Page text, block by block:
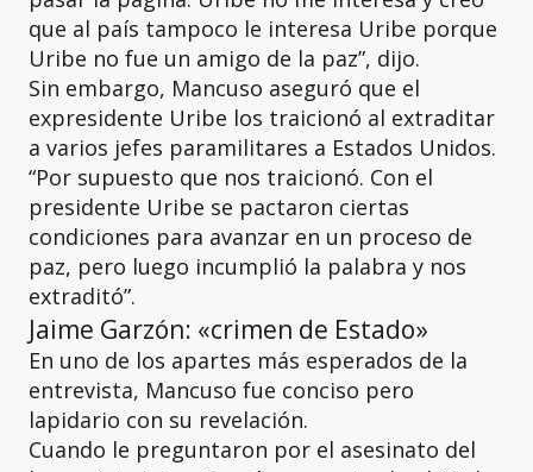
que al país tampoco le interesa Uribe porque
Uribe no fue un amigo de la paz”, dijo.
Sin embargo, Mancuso aseguró que el
expresidente Uribe los traicionó al extraditar
a varios jefes paramilitares a Estados Unidos.
“Por supuesto que nos traicionó. Con el
presidente Uribe se pactaron ciertas
condiciones para avanzar en un proceso de
paz, pero luego incumplió la palabra y nos
extraditó”.
Jaime Garzón: «crimen de Estado»
En uno de los apartes más esperados de la
entrevista, Mancuso fue conciso pero
lapidario con su revelación.
Cuando le preguntaron por el asesinato del